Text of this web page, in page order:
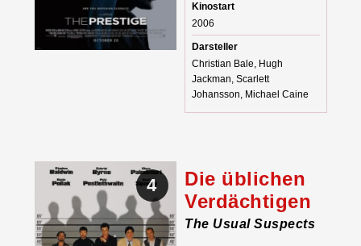
Kinostart
2006
Darsteller
Christian Bale, Hugh
Jackman, Scarlett
Johansson, Michael Caine
4
Die üblichen
Verdächtigen
The Usual Suspects